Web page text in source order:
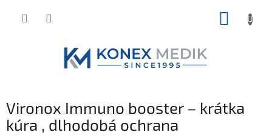
Vironox Immuno booster – krátka
kúra , dlhodobá ochrana